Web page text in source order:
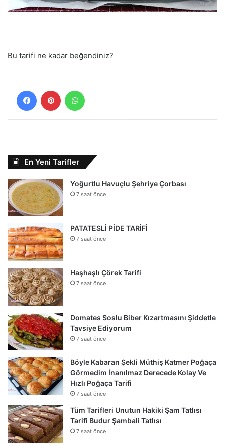
Bu tarifi ne kadar beğendiniz?
FacebookPinterest
En Yeni Tarifler
Yoğurtlu Havuçlu Şehriye Çorbası
7 saat önce
PATATESLİ PİDE TARİFİ
7 saat önce
Haşhaşlı Çörek Tarifi
7 saat önce
Domates Soslu Biber Kızartmasını Şiddetle
Tavsiye Ediyorum
7 saat önce
Böyle Kabaran Şekli Müthiş Katmer Poğaça
Görmedim İnanılmaz Derecede Kolay Ve
Hızlı Poğaça Tarifi
7 saat önce
Tüm Tarifleri Unutun Hakiki Şam Tatlısı
Tarifi Budur Şambali Tatlısı
7 saat önce